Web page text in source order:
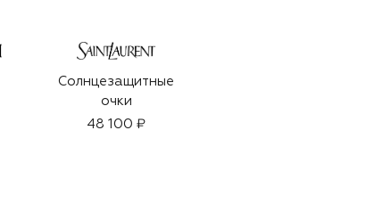
Солнцезащитные
очки
48 100 ₽